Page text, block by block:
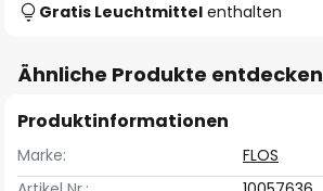
Gratis Leuchtmittel enthalten
Ähnliche Produkte entdecken
Produktinformationen
Marke:
FLOS